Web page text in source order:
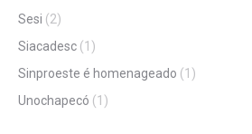
Sesi (2)
Siacadesc (1)
Sinproeste é homenageado (1)
Unochapecó (1)